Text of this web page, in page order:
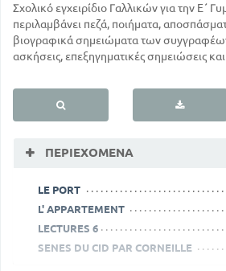
Σχολικό εγχειρίδιο Γαλλικών για την Ε΄
περιλαμβάνει πεζά, ποιήματα,
βιογραφικά σημειώματα των
ασκήσεις, επεξηγηματικές σημειώσεις και
ΠΕΡΙΕΧΌΜΕΝΑ
LE PORT
L' APPARTEMENT
LECTURES 6
SENES DU CID PAR CORNEILLE